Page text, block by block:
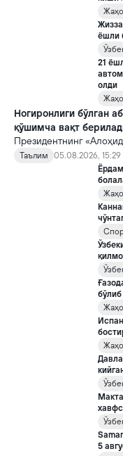
ёшли
21
олди
Ногиронлиги бўлган
қўшимча вақт
Президентнинг
таълим ва ижтимоий
такомиллаштириш
тўғрисида»ги қарори
янги механизмлар
Таълим
05.08.2026, 15:29
бўлиб
5